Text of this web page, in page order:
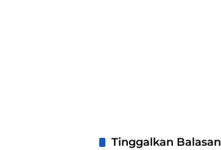
Tinggalkan Balasan